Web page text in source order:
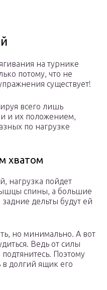
на турнике
потому, что не
существует!
всего лишь
и их положением,
по нагрузке
хватом
нагрузка пойдет
спины, а большие
дельты будут ей
но минимально. А вот
Ведь от силы
Поэтому
в долгий ящик его